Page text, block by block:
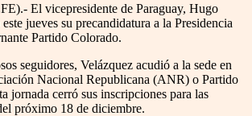
El vicepresidente de Paraguay, Hugo
jueves su precandidatura a la Presidencia
Partido Colorado.
seguidores, Velázquez acudió a la sede en
Nacional Republicana (ANR) o Partido
jornada cerró sus inscripciones para las
próximo 18 de diciembre.